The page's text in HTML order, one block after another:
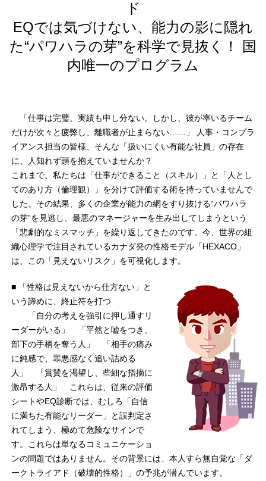
ド
EQでは気づけない、能力の影に隠れ
た“パワハラの芽”を科学で見抜く！ 国
内唯一のプログラム
「仕事は完璧、実績も申し分ない。しかし、彼が率いるチーム
だけが次々と疲弊し、離職者が止まらない……」 人事・コンプラ
イアンス担当の皆様、そんな「扱いにくい有能な社員」の存在
に、人知れず頭を抱えていませんか？
これまで、私たちは「仕事ができること（スキル）」と「人とし
てのあり方（倫理観）」を分けて評価する術を持っていませんで
した。その結果、多くの企業が能力の網をすり抜ける“パワハラ
の芽”を見逃し、最悪のマネージャーを生み出してしまうという
「悲劇的なミスマッチ」を繰り返してきたのです。今、世界の組
織心理学で注目されているカナダ発の性格モデル「HEXACO」
は、この「見えないリスク」を可視化します。
■ 「性格は見えないから仕方ない」と
いう諦めに、終止符を打つ
「自分の考えを強引に押し通すリ
ーダーがいる」 「平然と嘘をつき、
部下の手柄を奪う人」 「相手の痛み
に鈍感で、罪悪感なく追い詰める
人」 「賞賛を渇望し、些細な指摘に
激昂する人」 これらは、従来の評価
シートやEQ診断では、むしろ「自信
に満ちた有能なリーダー」と誤判定さ
れてしまう、極めて危険なサインで
す。これらは単なるコミュニケーショ
ンの問題ではありません。その背景には、本人すら無自覚な「ダ
ークトライアド（破壊的性格）」の予兆が潜んでいます。